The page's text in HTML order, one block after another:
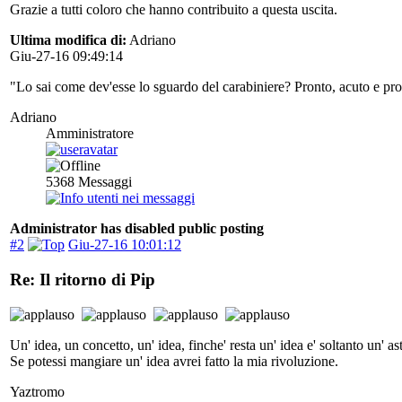
Grazie a tutti coloro che hanno contribuito a questa uscita.
Ultima modifica di: Adriano
Giu-27-16 09:49:14
"Lo sai come dev'esse lo sguardo del carabiniere? Pronto, acuto e
Adriano
Amministratore
5368 Messaggi
Administrator has disabled public posting
#2
Giu-27-16 10:01:12
Re: Il ritorno di Pip
Un' idea, un concetto, un' idea, finche' resta un' idea e' soltanto un'
Se potessi mangiare un' idea avrei fatto la mia rivoluzione.
Yaztromo